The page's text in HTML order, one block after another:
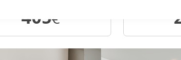
VER DETALLE
405€